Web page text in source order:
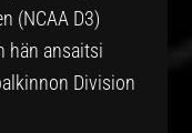
(NCAA D3)
hän ansaitsi
Division